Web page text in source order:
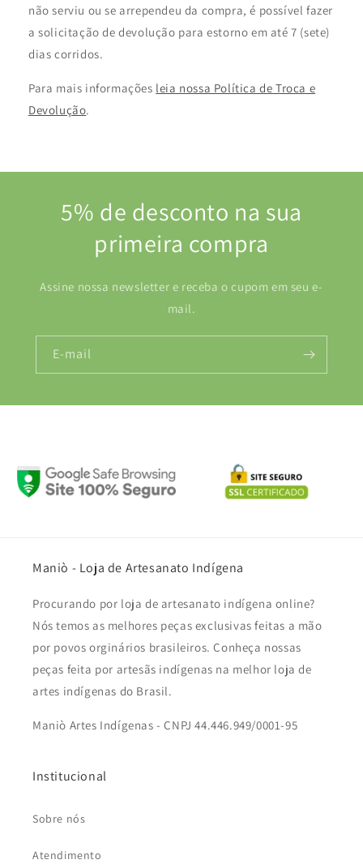
não serviu ou se arrependeu da compra, é possível fazer
a solicitação de devolução para estorno em até 7 (sete)
dias corridos.
Para mais informações leia nossa Política de Troca e
Devolução.
5% de desconto na sua
primeira compra
Assine nossa newsletter e receba o cupom em seu e-
mail.
E-mail
Maniò - Loja de Artesanato Indígena
Procurando por loja de artesanato indígena online?
Nós temos as melhores peças exclusivas feitas a mão
por povos orginários brasileiros. Conheça nossas
peças feita por artesãs indígenas na melhor loja de
artes indígenas do Brasil.
Maniò Artes Indígenas - CNPJ 44.446.949/0001-95
Institucional
Sobre nós
Atendimento